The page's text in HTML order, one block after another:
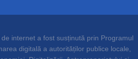
internet a fost susținută prin Programul
digitală a autorităților publice locale,